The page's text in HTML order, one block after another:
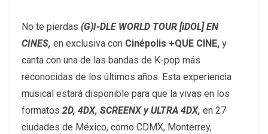
No te pierdas (G)I-DLE WORLD TOUR [iDOL] EN
CINES, en exclusiva con Cinépolis +QUE CINE, y
canta con una de las bandas de K-pop más
reconocidas de los últimos años. Esta experiencia
musical estará disponible para que la vivas en los
formatos 2D, 4DX, SCREENX y ULTRA 4DX, en 27
ciudades de México, como CDMX, Monterrey,